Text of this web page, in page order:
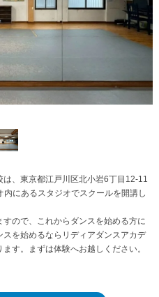
は、東京都江戸川区北小岩6丁目12-11
にあるスタジオでスクールを開講し
ので、これからダンスを始める方に
を始めるならリディアダンスアカデ
す。まずは体験へお越しください。